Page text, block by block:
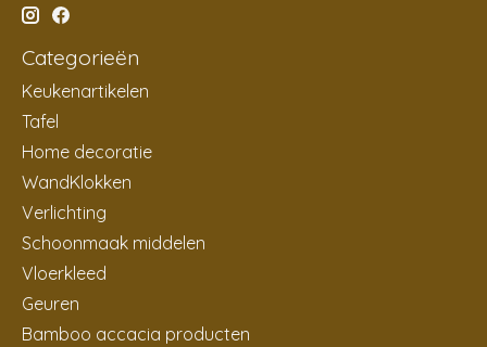
Categorieën
Keukenartikelen
Tafel
Home decoratie
WandKlokken
Verlichting
Schoonmaak middelen
Vloerkleed
Geuren
Bamboo accacia producten